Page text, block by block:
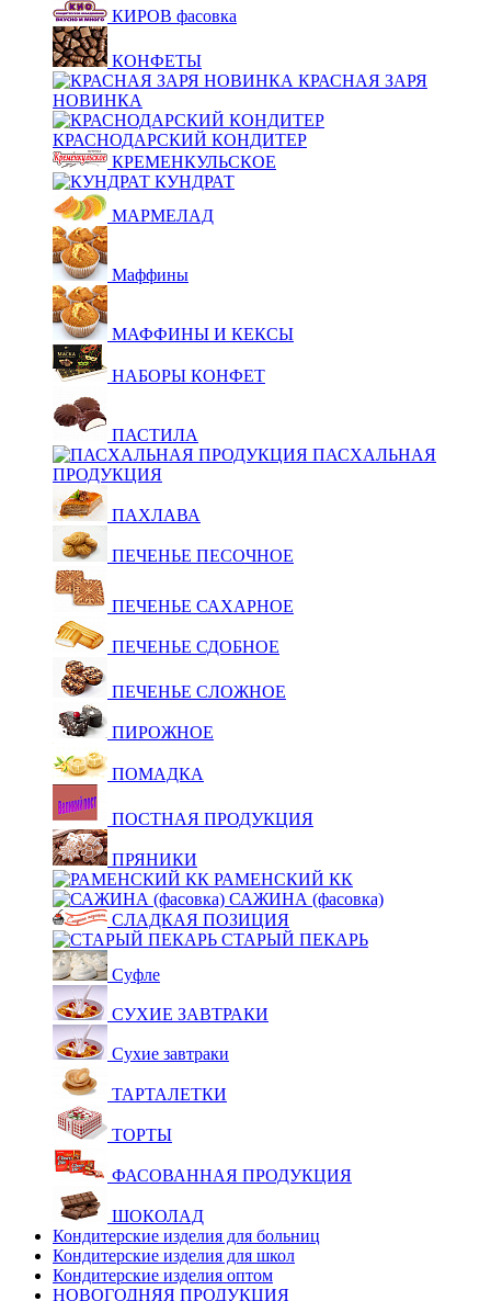
КИРОВ фасовка
КОНФЕТЫ
КРАСНАЯ ЗАРЯ
НОВИНКА
КРАСНОДАРСКИЙ КОНДИТЕР
КРЕМЕНКУЛЬСКОЕ
КУНДРАТ
МАРМЕЛАД
Маффины
МАФФИНЫ И КЕКСЫ
НАБОРЫ КОНФЕТ
ПАСТИЛА
ПАСХАЛЬНАЯ
ПРОДУКЦИЯ
ПАХЛАВА
ПЕЧЕНЬЕ ПЕСОЧНОЕ
ПЕЧЕНЬЕ САХАРНОЕ
ПЕЧЕНЬЕ СДОБНОЕ
ПЕЧЕНЬЕ СЛОЖНОЕ
ПИРОЖНОЕ
ПОМАДКА
ПОСТНАЯ ПРОДУКЦИЯ
ПРЯНИКИ
РАМЕНСКИЙ КК
САЖИНА (фасовка)
СЛАДКАЯ ПОЗИЦИЯ
СТАРЫЙ ПЕКАРЬ
Суфле
СУХИЕ ЗАВТРАКИ
Сухие завтраки
ТАРТАЛЕТКИ
ТОРТЫ
ФАСОВАННАЯ ПРОДУКЦИЯ
ШОКОЛАД
Кондитерские изделия для больниц
Кондитерские изделия для школ
Кондитерские изделия оптом
НОВОГОДНЯЯ ПРОДУКЦИЯ